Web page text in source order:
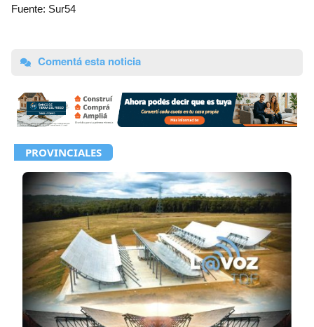
Fuente: Sur54
Comentá esta noticia
PROVINCIALES